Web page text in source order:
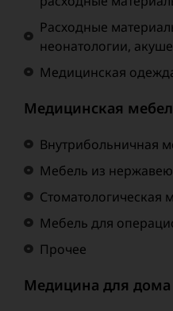
Расходные
неонатологии,
Медицинская
Медицинская
Внутрибольничная
Мебель из
Стоматологическая
Мебель для
Прочее
Медицина для дома